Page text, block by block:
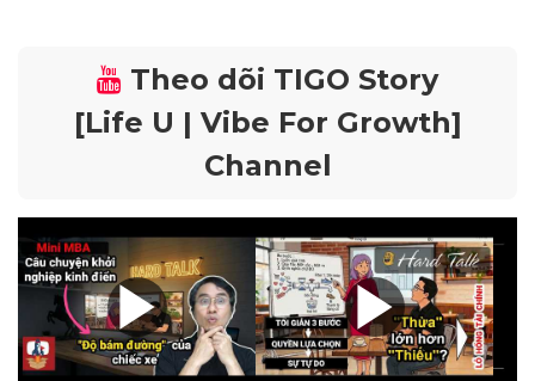
Theo dõi TIGO Story
[Life U | Vibe For Growth]
Channel